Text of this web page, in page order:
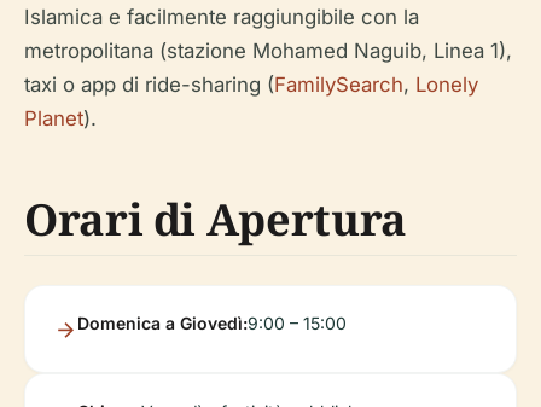
Islamica e facilmente raggiungibile con la
metropolitana (stazione Mohamed Naguib, Linea 1),
taxi o app di ride-sharing (FamilySearch, Lonely
Planet).
Orari di Apertura
Domenica a Giovedì:9:00 – 15:00